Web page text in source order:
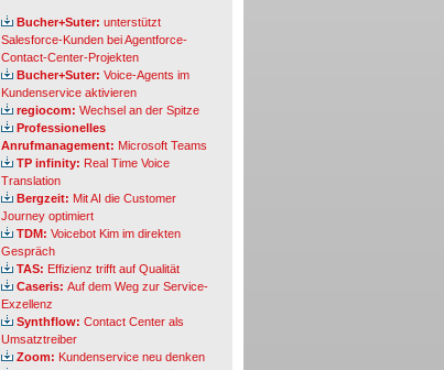
Bucher+Suter: unterstützt
Salesforce-Kunden bei Agentforce-
Contact-Center-Projekten
Bucher+Suter: Voice-Agents im
Kundenservice aktivieren
regiocom: Wechsel an der Spitze
Professionelles
Anrufmanagement: Microsoft Teams
TP infinity: Real Time Voice
Translation
Bergzeit: Mit AI die Customer
Journey optimiert
TDM: Voicebot Kim im direkten
Gespräch
TAS: Effizienz trifft auf Qualität
Caseris: Auf dem Weg zur Service-
Exzellenz
Synthflow: Contact Center als
Umsatztreiber
Zoom: Kundenservice neu denken